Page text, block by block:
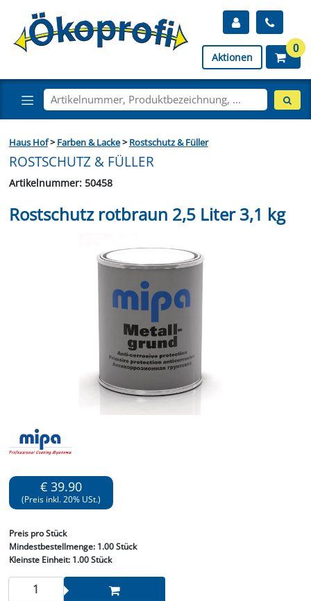
Aktionen
0
Haus Hof>Farben & Lacke>Rostschutz & Füller
ROSTSCHUTZ & FÜLLER
Artikelnummer: 50458
Rostschutz rotbraun 2,5 Liter 3,1 kg
€ 39.90
(Preis inkl. 20% USt.)
Preis pro Stück
Mindestbestellmenge: 1.00 Stück
Kleinste Einheit:1.00 Stück